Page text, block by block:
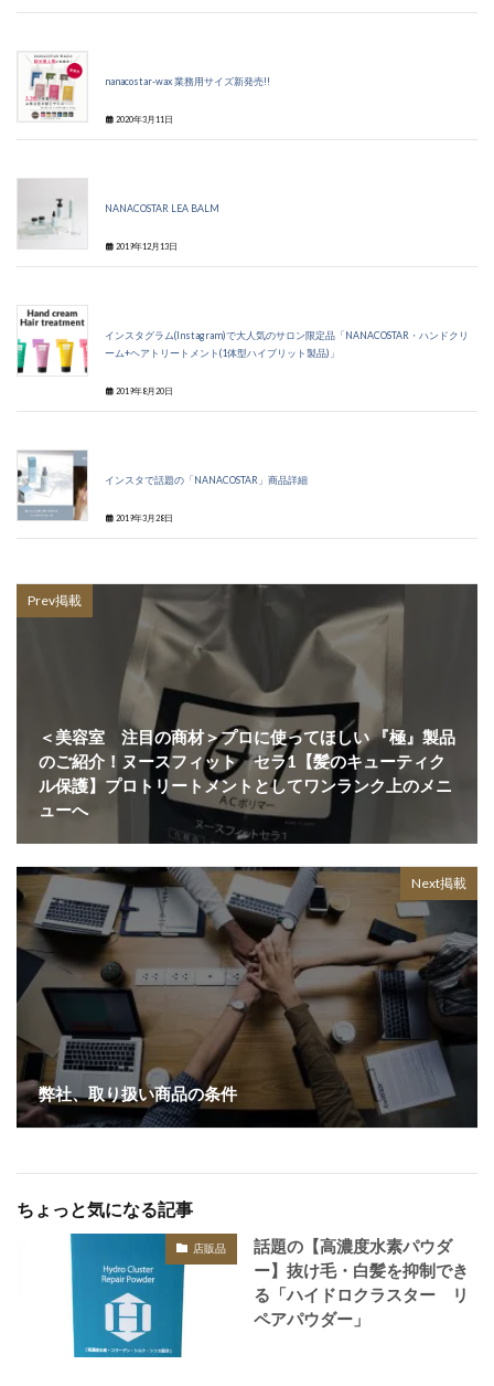
nanacostar-wax 業務用サイズ新発売!!
2020年3月11日
NANACOSTAR LEA BALM
2019年12月13日
インスタグラム(Instagram)で大人気のサロン限定品「NANACOSTAR・ハンドクリ
ーム+ヘアトリートメント(1体型ハイブリット製品)」
2019年8月20日
インスタで話題の「NANACOSTAR」商品詳細
2019年3月28日
Prev掲載
＜美容室 注目の商材＞プロに使ってほしい 『極』製品
のご紹介！ヌースフィット セラ1【髪のキューティク
ル保護】プロトリートメントとしてワンランク上のメニ
ューへ
Next掲載
弊社、取り扱い商品の条件
ちょっと気になる記事
店販品
話題の【高濃度水素パウダ
ー】抜け毛・白髪を抑制でき
る「ハイドロクラスター リ
ペアパウダー」